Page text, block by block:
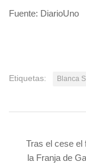
Fuente: DiarioUno
Etiquetas: Blanca
Tras el cese el
la Franja de